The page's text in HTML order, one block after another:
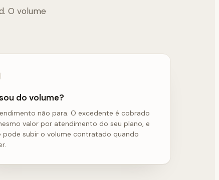
O volume
do volume?
não para. O excedente é cobrado
valor por atendimento do seu plano, e
pode subir o volume contratado quando